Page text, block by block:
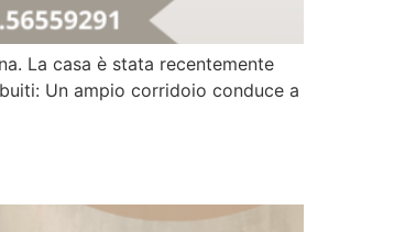
La casa è stata recentemente
Un ampio corridoio conduce a